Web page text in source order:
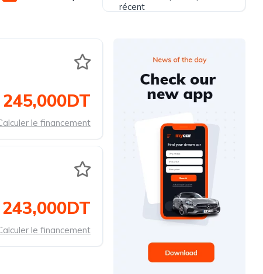
récent
245,000DT
le financement
243,000DT
le financement